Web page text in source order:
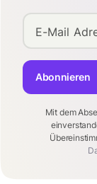
E-Mail
Mit dem
Abonnieren